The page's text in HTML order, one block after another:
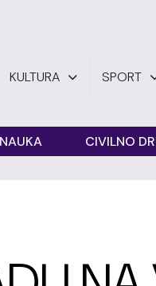
KULTURA SPORT
NAUKA CIVILNO